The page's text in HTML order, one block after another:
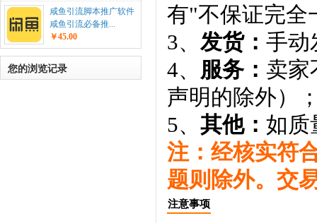
咸鱼引流脚本推广软件
咸鱼引流必备推...
￥45.00
您的浏览记录
有"不保证完全
3、 发货： 手动
4、 服务： 卖家
声明的除外）
5、 其他： 如质
注：经核实符
题则除外。交
注意事项